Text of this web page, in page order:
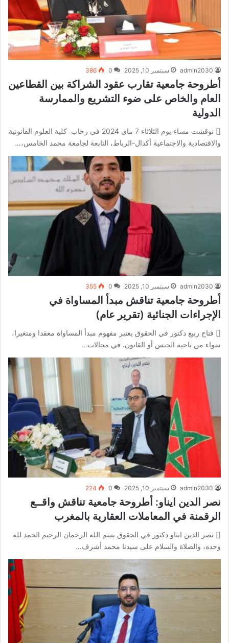
admin2030 سبتمبر 10, 2025 0
386
أطروحة جامعية تقارب عقود الشراكة بين القطاعين
العام والخاص على ضوء التشريع والممارسة
الدولية
[] نوقشت مساء يوم الثلاثاء 7 ماي 2024 في رحاب كلية العلوم القانونية
والاقتصادية والاجتماعية أكدال-الرباط، التابعة لجامعة محمد الخامس،…
admin2030 سبتمبر 10, 2025 0
355
أطروحة جامعية تناقش مبدأ المساواة في
الإجراءات الجنائية (تقرير عام)
[] فتاح ربيع دكتور في الحقوق يعتبر مفهوم مبدأ المساواة معقدا ومتغيرا،
سواء من ناحية الجنس أو القانون. في مجالات…
admin2030 سبتمبر 10, 2025 0
224
نصر الدين ايناو: أطروحة جامعية تناقش واقــع
الرقمنة في المعاملات العقارية بالمغرب
[] نصر الدين ايناو دكتور في الحقوق بسم الله الرحمان الرحيم الحمد لله
وحده، والصلاة والسلام على سيدنا محمد أشرف…